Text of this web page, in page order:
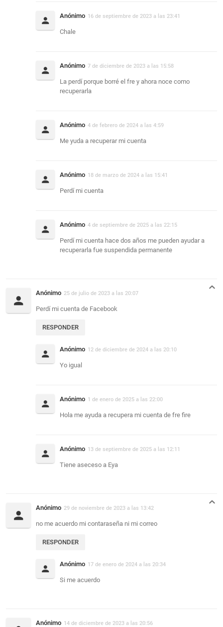
Anónimo 16 de septiembre de 2023 a las 23:41
Chale
Anónimo 7 de diciembre de 2023 a las 15:58
La perdí porque borré el fre y ahora noce como
recuperarla
Anónimo 4 de febrero de 2024 a las 4:59
Me yuda a recuperar mi cuenta
Anónimo 18 de marzo de 2024 a las 15:41
Perdí mi cuenta
Anónimo 4 de septiembre de 2025 a las 22:15
Perdí mi cuenta hace dos años me pueden ayudar a
recuperarla fue suspendida permanente
Anónimo 25 de julio de 2023 a las 20:07
Perdí mi cuenta de Facebook
RESPONDER
Anónimo 12 de diciembre de 2024 a las 20:10
Yo igual
Anónimo 1 de enero de 2025 a las 22:00
Hola me ayuda a recupera mi cuenta de fre fire
Anónimo 13 de septiembre de 2025 a las 12:11
Tiene aseceso a Eya
Anónimo 29 de noviembre de 2023 a las 13:42
no me acuerdo mi contaraseña ni mi correo
RESPONDER
Anónimo 17 de enero de 2024 a las 20:34
Si me acuerdo
Anónimo 14 de diciembre de 2023 a las 20:56